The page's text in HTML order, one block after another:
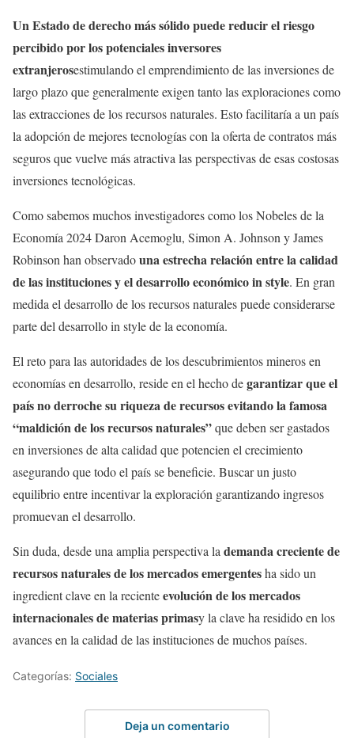
Un Estado de derecho más sólido puede reducir el riesgo
percibido por los potenciales inversores
extranjerosestimulando el emprendimiento de las inversiones de
largo plazo que generalmente exigen tanto las exploraciones como
las extracciones de los recursos naturales. Esto facilitaría a un país
la adopción de mejores tecnologías con la oferta de contratos más
seguros que vuelve más atractiva las perspectivas de esas costosas
inversiones tecnológicas.
Como sabemos muchos investigadores como los Nobeles de la
Economía 2024 Daron Acemoglu, Simon A. Johnson y James
Robinson han observadouna estrecha relación entre la calidad
de las instituciones y el desarrollo económico in style. En gran
medida el desarrollo de los recursos naturales puede considerarse
parte del desarrollo in style de la economía.
El reto para las autoridades de los descubrimientos mineros en
economías en desarrollo, reside en el hecho degarantizar queel
país no derroche su riqueza de recursos evitando la famosa
“maldición de los recursos naturales”que deben ser gastados
en inversiones de alta calidad que potencien el crecimiento
asegurando que todo el país se beneficie. Buscar un justo
equilibrio entre incentivar la exploración garantizando ingresos
promuevan el desarrollo.
Sin duda, desde una amplia perspectiva lademanda creciente de
recursos naturales de los mercados emergentesha sido un
ingredient clave en la recienteevolución de los mercados
internacionales de materias primasy la clave ha residido en los
avances en la calidad de las instituciones de muchos países.
Categorías: Sociales
Deja un comentario